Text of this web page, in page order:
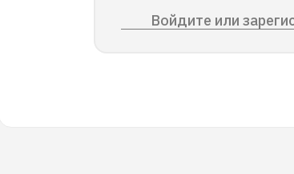
Войдите или